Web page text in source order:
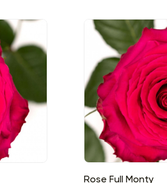
Rose Full Monty